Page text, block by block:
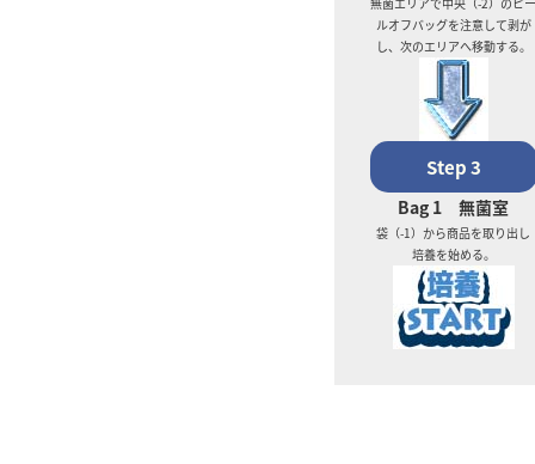
ルオフバッグを注意して剥が
し、次のエリアへ移動する。
Step 3
Bag 1 無菌室
袋（-1）から商品を取り出し
培養を始める。